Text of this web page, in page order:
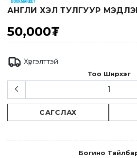
АНГЛИ ХЭЛ ТУЛГУУР
50,000₮
Хүргэлттэй
Тоо Ширхэг
САГСЛАХ
Богино